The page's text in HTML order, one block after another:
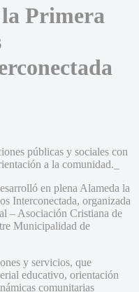
Primera
públicas y sociales con
a la comunidad._
en plena Alameda la
Interconectada, organizada
– Asociación Cristiana de
Municipalidad de
y servicios, que
educativo, orientación
comunitarias